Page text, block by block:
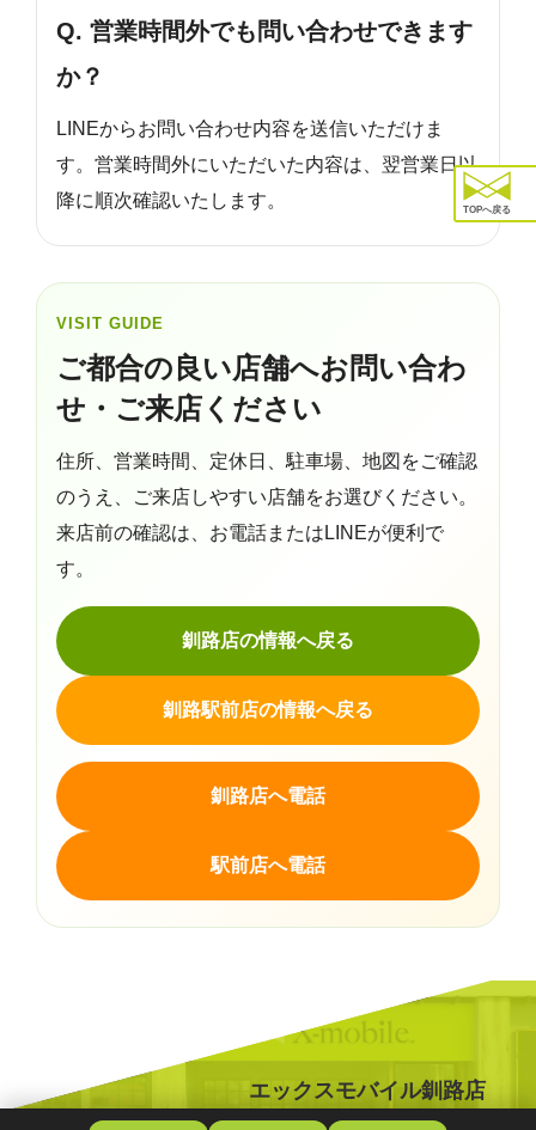
Q. 営業時間外でも問い合わせできます
か？
LINEからお問い合わせ内容を送信いただけま
す。営業時間外にいただいた内容は、翌営業日以
降に順次確認いたします。
VISIT GUIDE
ご都合の良い店舗へお問い合わ
せ・ご来店ください
住所、営業時間、定休日、駐車場、地図をご確認
のうえ、ご来店しやすい店舗をお選びください。
来店前の確認は、お電話またはLINEが便利で
す。
釧路店の情報へ戻る
釧路駅前店の情報へ戻る
釧路店へ電話
駅前店へ電話
エックスモバイル釧路店
TOPへ戻る